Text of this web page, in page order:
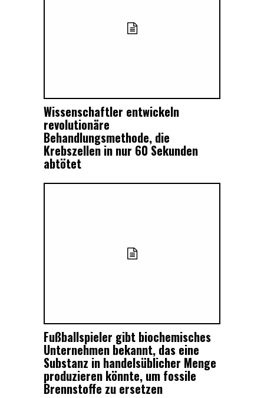
Wissenschaftler entwickeln
revolutionäre
Behandlungsmethode, die
Krebszellen in nur 60 Sekunden
abtötet
Fußballspieler gibt biochemisches
Unternehmen bekannt, das eine
Substanz in handelsüblicher Menge
produzieren könnte, um fossile
Brennstoffe zu ersetzen